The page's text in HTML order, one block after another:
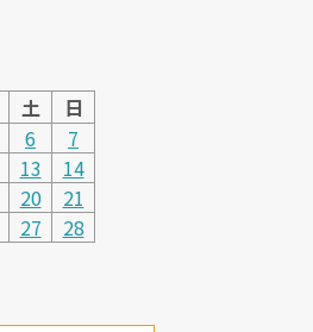
土
日
6
7
13
14
20
21
27
28